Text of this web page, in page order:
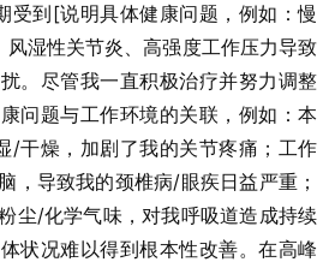
受到[说明具体健康问题，例如：慢
湿性关节炎、高强度工作压力导致
。尽管我一直积极治疗并努力调整
问题与工作环境的关联，例如：本
/干燥，加剧了我的关节疼痛；工作
，导致我的颈椎病/眼疾日益严重；
尘/化学气味，对我呼吸道造成持续
状况难以得到根本性改善。在高峰